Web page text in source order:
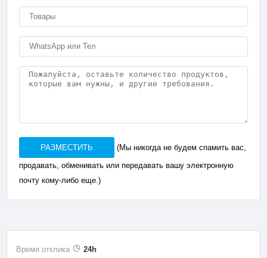
РАЗМЕСТИТЬ
(Мы никогда не будем спамить вас,
продавать, обменивать или передавать вашу электронную
почту кому-либо еще.)
Время отклика
24h